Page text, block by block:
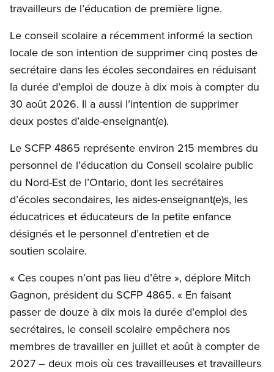
travailleurs de l’éducation de première ligne.
Le conseil scolaire a récemment informé la section
locale de son intention de supprimer cinq postes de
secrétaire dans les écoles secondaires en réduisant
la durée d’emploi de douze à dix mois à compter du
30 août 2026. Il a aussi l’intention de supprimer
deux postes d’aide-enseignant(e).
Le SCFP 4865 représente environ 215 membres du
personnel de l’éducation du Conseil scolaire public
du Nord-Est de l’Ontario, dont les secrétaires
d’écoles secondaires, les aides-enseignant(e)s, les
éducatrices et éducateurs de la petite enfance
désignés et le personnel d’entretien et de
soutien scolaire.
« Ces coupes n’ont pas lieu d’être », déplore Mitch
Gagnon, président du SCFP 4865. « En faisant
passer de douze à dix mois la durée d’emploi des
secrétaires, le conseil scolaire empêchera nos
membres de travailler en juillet et août à compter de
2027 – deux mois où ces travailleuses et travailleurs